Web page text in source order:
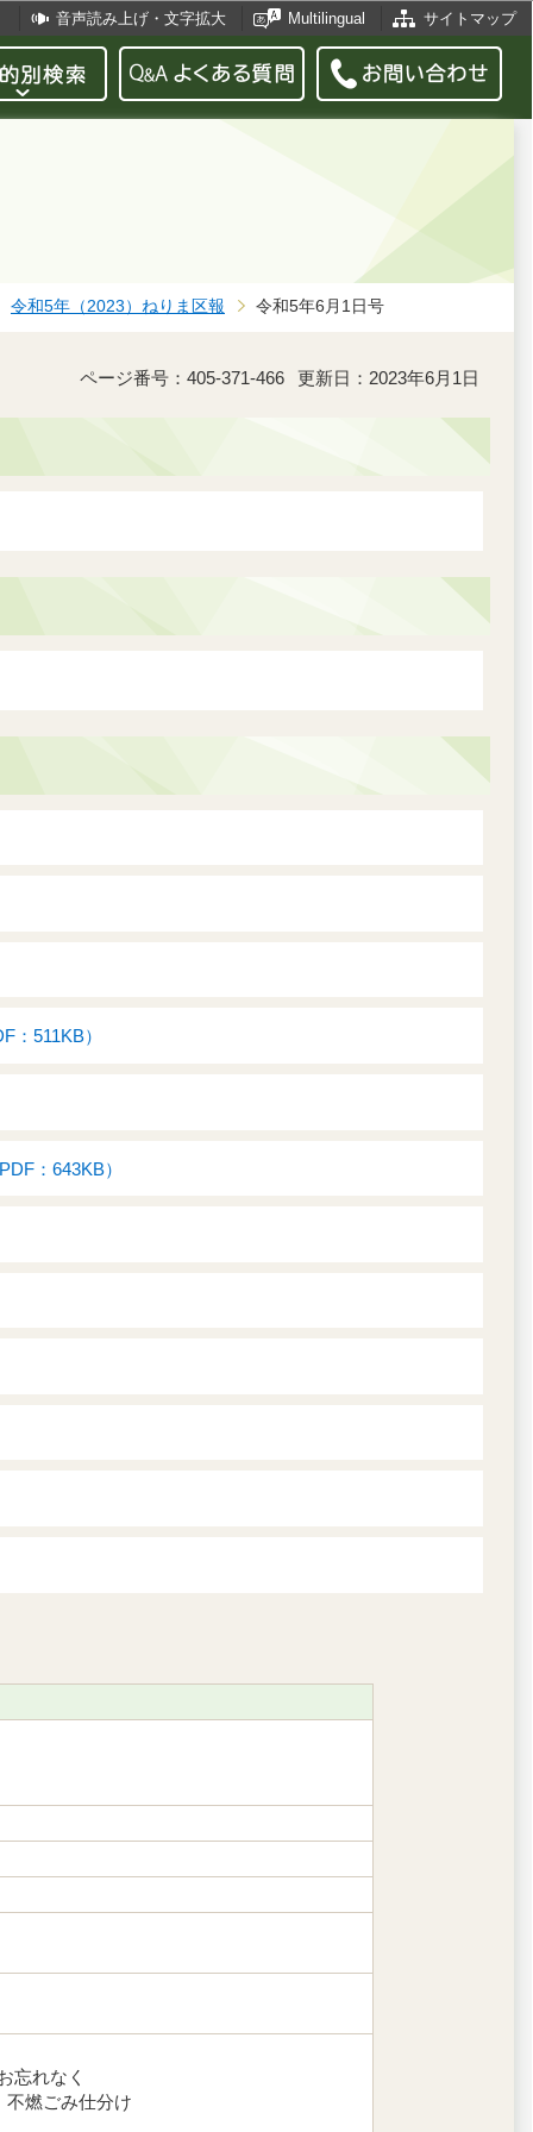
音声読み上げ・文字拡大 Multilingual サイトマップ
令和5年（2023）ねりま区報 令和5年6月1日号
ページ番号：405-371-466 更新日：2023年6月1日
511KB）
：643KB）
忘れなく
不燃ごみ仕分け